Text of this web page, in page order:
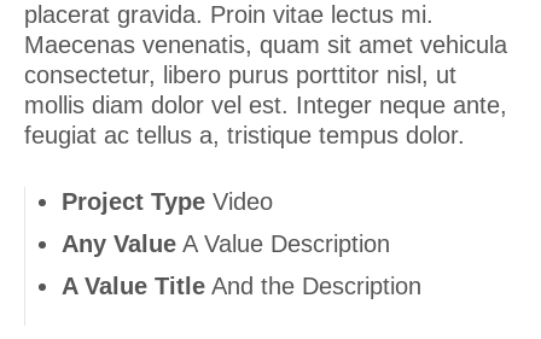
placerat gravida. Proin vitae lectus mi.
Maecenas venenatis, quam sit amet vehicula
consectetur, libero purus porttitor nisl, ut
mollis diam dolor vel est. Integer neque ante,
feugiat ac tellus a, tristique tempus dolor.
Project Type Video
Any Value A Value Description
A Value Title And the Description